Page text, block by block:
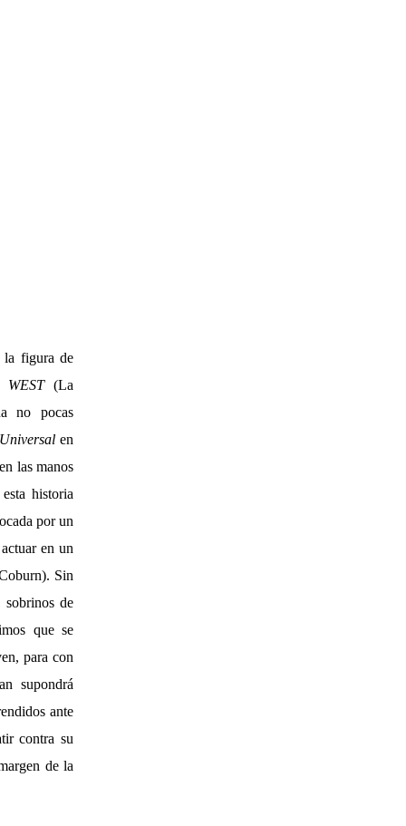
la figura de
(La
no pocas
Universal en
las manos
historia
por un
en un
Sin
de
que se
para con
supondrá
ante
contra su
de la